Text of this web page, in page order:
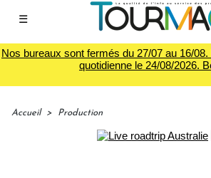
☰
Nos bureaux sont fermés du 27/07 au 16/
quotidienne le 24/08/2026.
Accueil > Production